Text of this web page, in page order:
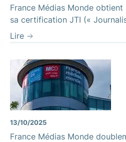
France Médias Monde
sa certification JTI («
Lire
13/10/2025
France Médias Monde